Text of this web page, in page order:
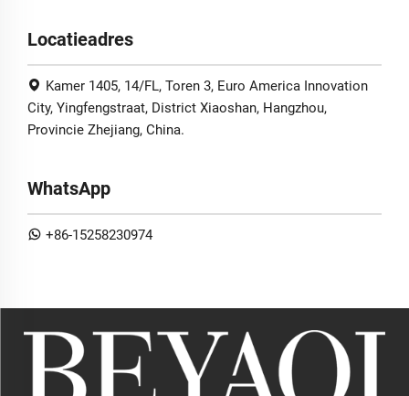
Locatieadres
Kamer 1405, 14/FL, Toren 3, Euro America Innovation
City, Yingfengstraat, District Xiaoshan, Hangzhou,
Provincie Zhejiang, China.
WhatsApp
+86-15258230974